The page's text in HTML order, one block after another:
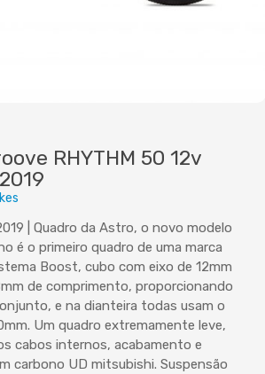
RHYTHM 50 12v
| Quadro da Astro, o novo modelo
é o primeiro quadro de uma marca
Boost, cubo com eixo de 12mm
de comprimento, proporcionando
e na dianteira todas usam o
Um quadro extremamente leve,
cabos internos, acabamento e
carbono UD mitsubishi. Suspensão